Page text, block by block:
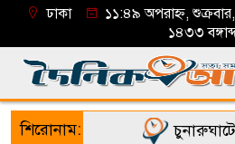
ঢাকা
১১:৪৯ অপরাহ্ন,
১৪৩৩
শিরোনাম: চুনারুঘাটে